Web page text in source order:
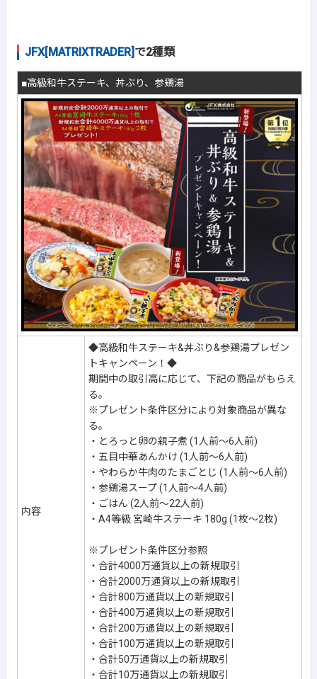
JFX[MATRIXTRADER] で2種類
■高級和牛ステーキ、丼ぶり、参鶏湯
内容
◆高級和牛ステーキ&丼ぶり&参鶏湯プレゼン
トキャンペーン！◆
期間中の取引高に応じて、下記の商品がもらえ
る。
※プレゼント条件区分により対象商品が異な
る。
・とろっと卵の親子煮 (1人前～6人前)
・五目中華あんかけ (1人前～6人前)
・やわらか牛肉のたまごとじ (1人前～6人前)
・参鶏湯スープ (1人前～4人前)
・ごはん (2人前～22人前)
・A4等級 宮崎牛ステーキ 180g (1枚～2枚)
※プレゼント条件区分参照
・合計4000万通貨以上の新規取引
・合計2000万通貨以上の新規取引
・合計800万通貨以上の新規取引
・合計400万通貨以上の新規取引
・合計200万通貨以上の新規取引
・合計100万通貨以上の新規取引
・合計50万通貨以上の新規取引
・合計10万通貨以上の新規取引